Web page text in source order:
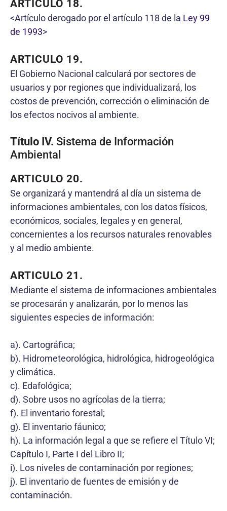
ARTICULO 18.
<Artículo derogado por el artículo 118 de la Ley 99
de 1993>
ARTICULO 19.
El Gobierno Nacional calculará por sectores de
usuarios y por regiones que individualizará, los
costos de prevención, corrección o eliminación de
los efectos nocivos al ambiente.
Título IV. Sistema de Información
Ambiental
ARTICULO 20.
Se organizará y mantendrá al día un sistema de
informaciones ambientales, con los datos físicos,
económicos, sociales, legales y en general,
concernientes a los recursos naturales renovables
y al medio ambiente.
ARTICULO 21.
Mediante el sistema de informaciones ambientales
se procesarán y analizarán, por lo menos las
siguientes especies de información:
a). Cartográfica;
b). Hidrometeorológica, hidrológica, hidrogeológica
y climática.
c). Edafológica;
d). Sobre usos no agrícolas de la tierra;
f). El inventario forestal;
g). El inventario fáunico;
h). La información legal a que se refiere el Título VI;
Capítulo I, Parte I del Libro II;
i). Los niveles de contaminación por regiones;
j). El inventario de fuentes de emisión y de
contaminación.